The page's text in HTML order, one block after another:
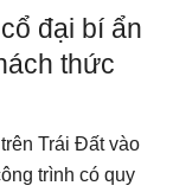
đại bí ẩn
thức
Trái Đất vào
trình có quy